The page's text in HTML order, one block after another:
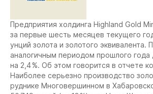
Предприятия холдинга Highland Gold
за первые шесть месяцев текущего
унций золота и золотого эквивалента.
аналогичным периодом прошлого года
на 2,4 %. Об этом говорится в отчете
Наиболее серьезно производство
руднике Многовершинном в